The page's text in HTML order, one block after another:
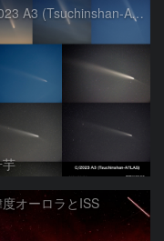
C/2023 A3 (Tsuchinshan-ATLAS)
オーロラとISS